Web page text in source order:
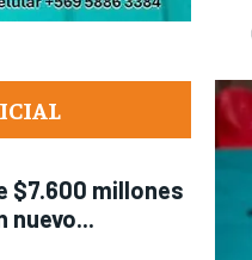
$7.600 millones
nuevo...